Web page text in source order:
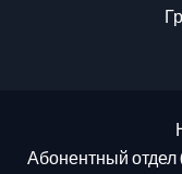
Абонентный отдел